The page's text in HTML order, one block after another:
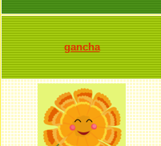
gancha